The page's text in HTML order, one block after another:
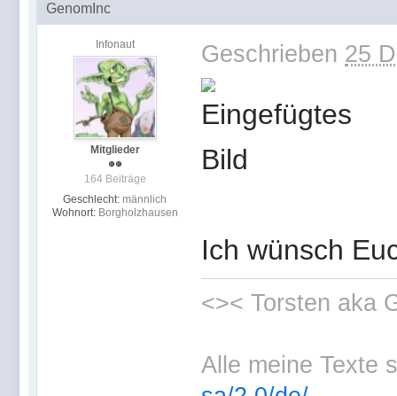
GenomInc
Infonaut
Mitglieder
164 Beiträge
Geschlecht: männlich
Wohnort: Borgholzhausen
Geschrieben 25
Ich wünsch
<>< Torsten aka
Alle meine Texte